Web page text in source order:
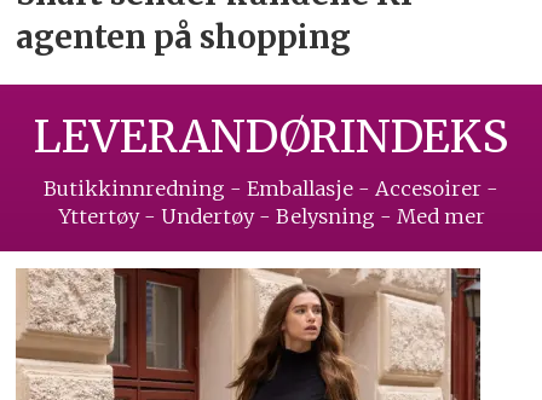
agenten på shopping
LEVERANDØRINDEKS
Butikkinnredning - Emballasje - Accesoirer -
Yttertøy - Undertøy - Belysning - Med mer